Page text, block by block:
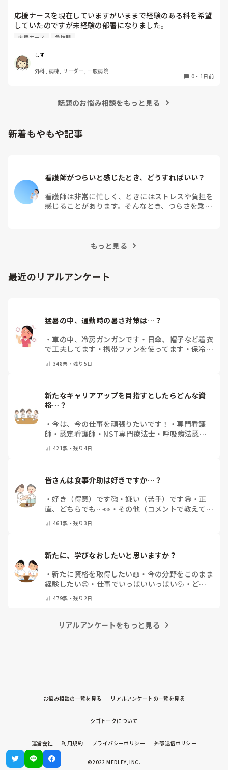
これは私が新人時代、先輩に言われたことなのですが「そもそ
も超勤する前提で仕事してるよね？終わらせようとしてるな
ら、その動きにはならないよ。」と。今なら言いたいことがわ
超勤の手当はもらえますか？新人は超勤もらえなかったり、も
らえれば先輩達からブーイングと良いこと無しなので、とにか
く定時過ぎには終わるに限ります。一度先輩に相談しつつ、準
備や予習をして挑みましょう！
応援ナースを現在していますがいままで経験のある科を希望
していたのですが未経験の部署になりました。
急性期なのもあって夜勤が不安で日勤のみに変更してもらう
容変更された経験のある方はいますか？
その場合給料も変更になりますか？
応援ナース 急性期
しず
外科, 病棟, リーダー, 一般病院
0 ・ 1日前
話題のお悩み相談をもっと見る
新着もやもや記事
看護師がつらいと感じたとき、どうすればいい？
看護師は非常に忙しく、ときにはストレスや負担を
感じることがあります。そんなとき、つらさを乗り
もっと見る
最近のリアルアンケート
猛暑の中、通勤時の暑さ対策は…？
・車の中、冷房ガンガンです ・ 日傘、帽子など着衣
で工夫してます ・携帯ファンを使ってます ・ 保冷剤
ん ・その他（コメントで教えて下さい）
348票・残り5日
新たなキャリアアップを目指すとしたらどんな資
格…？
・今は、今の仕事を頑張りたいです！ ・専門看護
師 ・ 認定看護師 ・ NST専門療法士 ・ 呼吸療法認定
内視鏡技師・その他(コメントで教えて下さい)
421票・残り4日
皆さんは食事介助は好きですか…？
・好き（得意）です🥰・嫌い（苦手）です😅 ・ 正
直、どちらでも…👀 ・ その他（コメントで教えてく
461票・残り3日
新たに、学びなおしたいと思いますか？
・新たに資格を取得したい📖 ・ 今の分野をこのまま
経験したい😊 ・ 仕事でいっぱいいっぱい💦 ・ どん
教えてください）
479票・残り2日
リアルアンケートをもっと見る
お悩み相談の一覧を見る リアルアンケートの一覧を見る
シゴトークについて
運営会社 利用規約 プライバシーポリシー 外部送信ポリシー
©2022 MEDLEY, INC.